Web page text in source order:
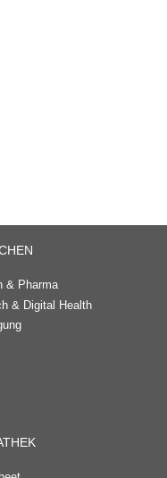
& Pharma
& Digital Health